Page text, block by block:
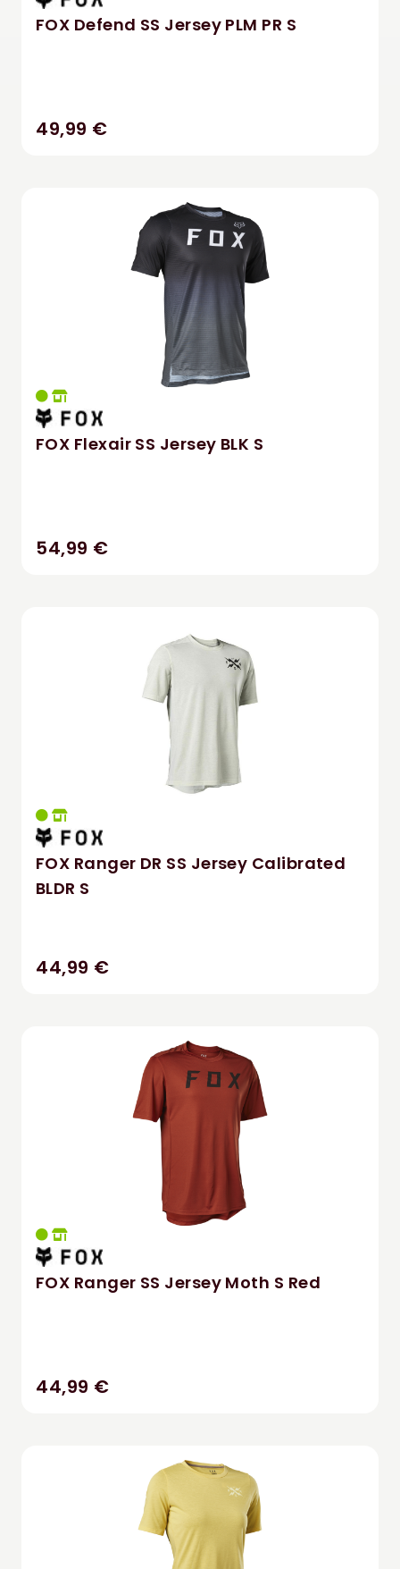
FOX Defend SS Jersey PLM PR S
49,99 €
FOX Flexair SS Jersey BLK S
54,99 €
FOX Ranger DR SS Jersey Calibrated
BLDR S
44,99 €
FOX Ranger SS Jersey Moth S Red
44,99 €